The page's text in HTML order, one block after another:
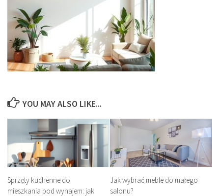
YOU MAY ALSO LIKE...
Sprzęty kuchenne do
mieszkania pod wynajem: jak
Jak wybrać meble do małego
salonu?